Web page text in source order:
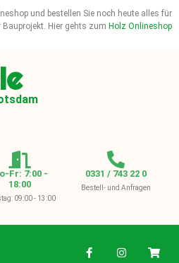
und bestellen Sie noch heute alles für
Bauprojekt. Hier gehts zum Holz Onlineshop
Fr: 7:00 -
18:00
09:00 - 13:00
0331 / 743 22 0
Bestell- und Anfragen